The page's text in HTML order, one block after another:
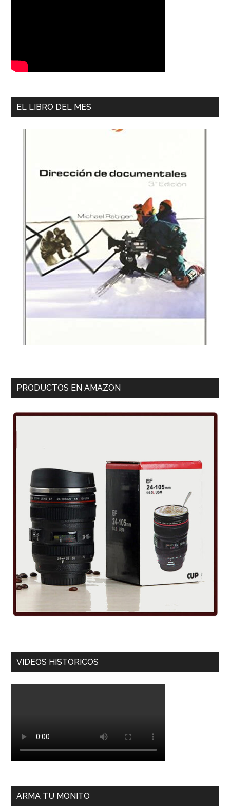
EL LIBRO DEL MES
PRODUCTOS EN AMAZON
VIDEOS HISTORICOS
ARMA TU MONITO